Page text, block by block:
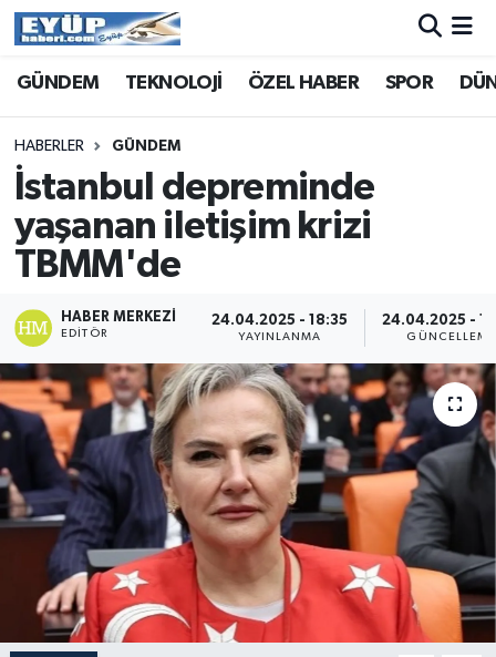
GÜNDEM TEKNOLOJİ ÖZEL HABER SPOR
HABERLER GÜNDEM
İstanbul depreminde
yaşanan iletişim krizi
TBMM'de
HABER MERKEZI
EDITÖR
24.04.2025 - 18:35
YAYINLANMA
24.04.2025 -
GÜNCELLEME